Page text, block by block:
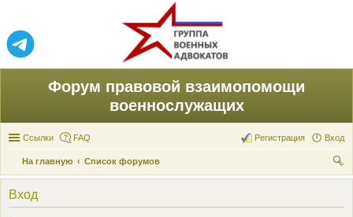
Форум правовой взаимопомощи
военнослужащих
Ссылки FAQ Вход
Регистрация
На главную
Список форумов
ои
Вход